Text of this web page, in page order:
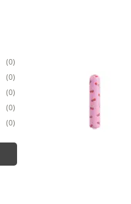
(0)
(0)
(0)
(0)
(0)